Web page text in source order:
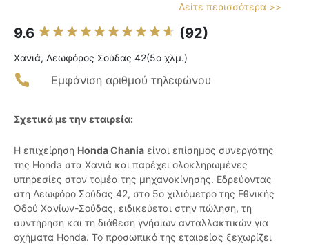
Δείτε περισσότερα >>
9.6 (92)
Χανιά, Λεωφόρος Σούδας 42(5ο χλμ.)
Εμφάνιση αριθμού τηλεφώνου
Σχετικά με την εταιρεία:
Η επιχείρηση Honda Chania είναι επίσημος συνεργάτης
της Honda στα Χανιά και παρέχει ολοκληρωμένες
υπηρεσίες στον τομέα της μηχανοκίνησης. Εδρεύοντας
στη Λεωφόρο Σούδας 42, στο 5ο χιλιόμετρο της Εθνικής
Οδού Χανίων-Σούδας, ειδικεύεται στην πώληση, τη
συντήρηση και τη διάθεση γνήσιων ανταλλακτικών για
οχήματα Honda. Το προσωπικό της εταιρείας ξεχωρίζει